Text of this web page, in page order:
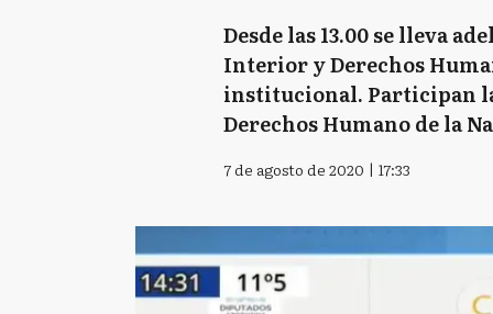
Desde las 13.00 se lleva
Interior y Derechos
institucional. Participan
Derechos Humano de la
7 de agosto de 2020 | 17:33